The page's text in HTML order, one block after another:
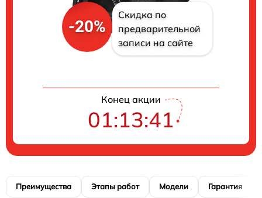
-20%
Скидка по
предварительной
записи на сайте
Конец акции
01:13:40
Преимущества Этапы работ Модели Гарантия